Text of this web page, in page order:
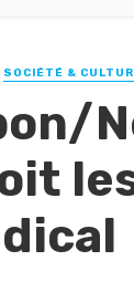
SOCIÉTÉ &